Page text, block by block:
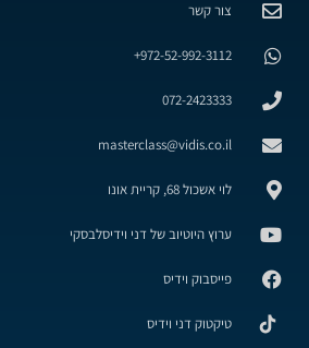
צור קשר
972-52-992-3112+
072-2423333
masterclass@vidis.co.il
לוי אשכול 68, קריית אונו
ערוץ היוטיוב של דני וידיסלבסקי
פייסבוק וידיס
טיקטוק דני וידיס